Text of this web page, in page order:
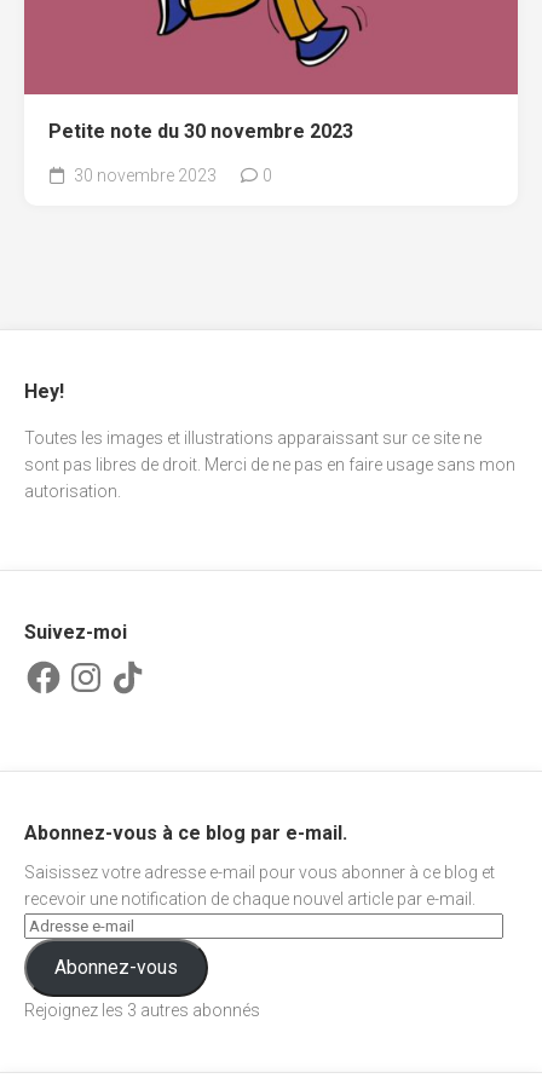
Petite note du 30 novembre 2023
30 novembre 2023 0
Hey!
Toutes les images et illustrations apparaissant sur ce site ne
sont pas libres de droit. Merci de ne pas en faire usage sans mon
autorisation.
Suivez-moi
FacebookInstagram
TikTok
Abonnez-vous à ce blog par e-mail.
Saisissez votre adresse e-mail pour vous abonner à ce blog et
recevoir une notification de chaque nouvel article par e-mail.
Abonnez-vous
Rejoignez les 3 autres abonnés